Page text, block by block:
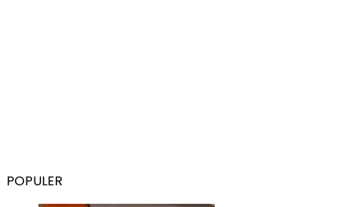
POPULER